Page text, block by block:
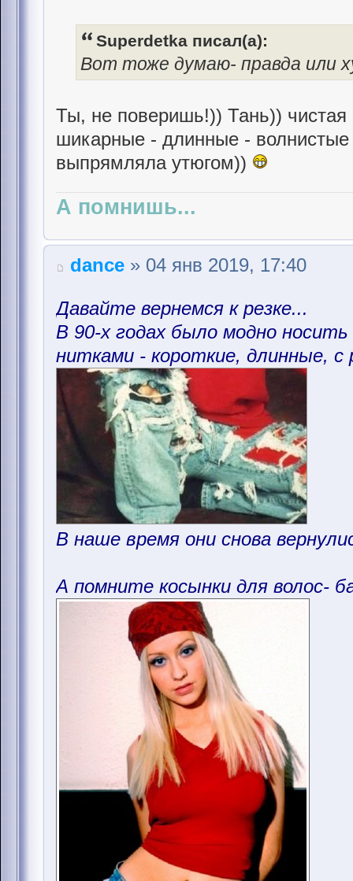
Superdetka писал(а):
Вот тоже думаю- правда или
Ты, не поверишь!)) Тань))
шикарные - длинные -
выпрямляла утюгом))
А помнишь...
dance » 04 янв 2019, 17:40
Давайте вернемся к резке...
В 90-х годах было модно
нитками - короткие, длинные, с
В наше время они снова
А помните косынки для волос-